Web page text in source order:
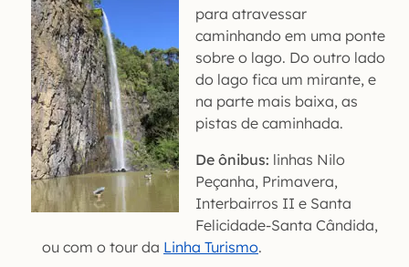
para atravessar
caminhando em uma ponte
sobre o lago. Do outro lado
do lago fica um mirante, e
na parte mais baixa, as
pistas de caminhada.
De ônibus: linhas Nilo
Peçanha, Primavera,
Interbairros II e Santa
Felicidade-Santa Cândida,
ou com o tour da Linha Turismo.